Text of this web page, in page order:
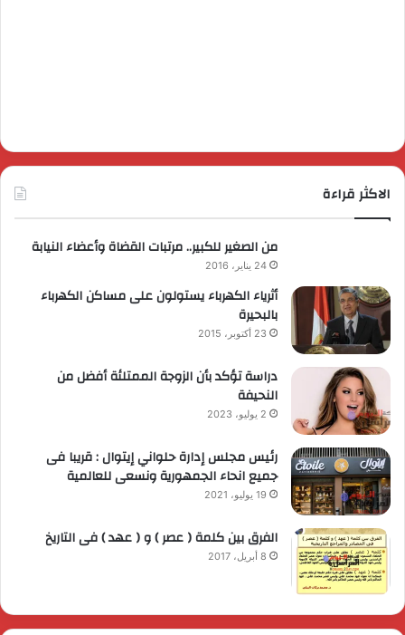
الاكثر قراءة
من الصغير للكبير.. مرتبات القضاة وأعضاء النيابة
24 يناير، 2016
أثرياء الكهرباء يستولون على مساكن الكهرباء
بالبحيرة
23 أكتوبر، 2015
دراسة تؤكد بأن الزوجة الممتلئة أفضل من
النحيفة
2 يوليو، 2023
رئيس مجلس إدارة حلواني إيتوال : قريبا فى
جميع انحاء الجمهورية ونسعى للعالمية
19 يوليو، 2021
الفرق بين كلمة ( عصر ) و ( عهد ) فى التاريخ
8 أبريل، 2017